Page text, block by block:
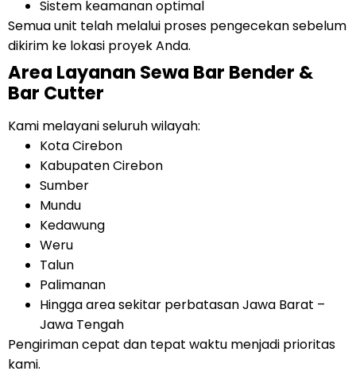
Sistem keamanan optimal
Semua unit telah melalui proses pengecekan sebelum
dikirim ke lokasi proyek Anda.
Area Layanan Sewa Bar Bender &
Bar Cutter
Kami melayani seluruh wilayah:
Kota Cirebon
Kabupaten Cirebon
Sumber
Mundu
Kedawung
Weru
Talun
Palimanan
Hingga area sekitar perbatasan Jawa Barat –
Jawa Tengah
Pengiriman cepat dan tepat waktu menjadi prioritas
kami.